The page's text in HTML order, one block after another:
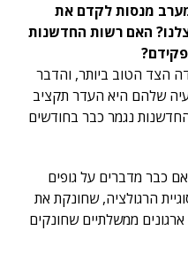
מנסות לקדם את
האם רשות החדשנות
הצד הטוב ביותר, והדבר
שלהם היא העדר תקציב
נגמר כבר בחודשים
כבר מדברים על גופים
הרגולציה, שחונקת את
מגזר הייצור. במדינת ישראל יש 17 ארגונים ממשלתיים שחונקים